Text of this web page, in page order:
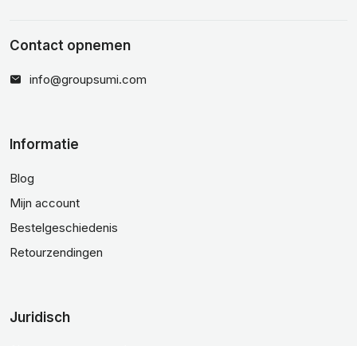
Contact opnemen
info@groupsumi.com
Informatie
Blog
Mijn account
Bestelgeschiedenis
Retourzendingen
Juridisch